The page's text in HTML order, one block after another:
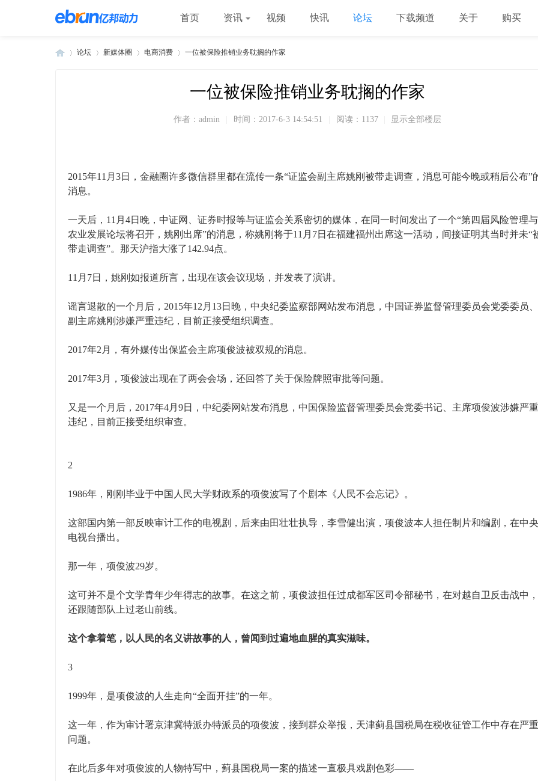
首页 资讯 视频 快讯 论坛 下载频道 关于 购买
论坛 新媒体圈 电商消费 一位被保险推销业务耽搁的作家
一位被保险推销业务耽搁的作家
作者： admin 时间： 2017-6-3 14:54:51 阅读：1137 显示全部楼层
2015年11月3日，金融圈许多微信群里都在流传一条“证监会副主席姚刚被带走调查，消息可能今晚或稍后公布”
消息。
一天后，11月4日晚，中证网、证券时报等与证监会关系密切的媒体，在同一时间发出了一个“第四届风险管理与
农业发展论坛将召开，姚刚出席”的消息，称姚刚将于11月7日在福建福州出席这一活动，间接证明其当时并未“
带走调查”。那天沪指大涨了142.94点。
11月7日，姚刚如报道所言，出现在该会议现场，并发表了演讲。
谣言退散的一个月后，2015年12月13日晚，中央纪委监察部网站发布消息，中国证券监督管理委员会党委委员、
副主席姚刚涉嫌严重违纪，目前正接受组织调查。
2017年2月，有外媒传出保监会主席项俊波被双规的消息。
2017年3月，项俊波出现在了两会会场，还回答了关于保险牌照审批等问题。
又是一个月后，2017年4月9日，中纪委网站发布消息，中国保险监督管理委员会党委书记、主席项俊波涉嫌严重
违纪，目前正接受组织审查。
2
1986年，刚刚毕业于中国人民大学财政系的项俊波写了个剧本《人民不会忘记》。
这部国内第一部反映审计工作的电视剧，后来由田壮壮执导，李雪健出演，项俊波本人担任制片和编剧，在中央
电视台播出。
那一年，项俊波29岁。
这可并不是个文学青年少年得志的故事。在这之前，项俊波担任过成都军区司令部秘书，在对越自卫反击战中，
还跟随部队上过老山前线。
这个拿着笔，以人民的名义讲故事的人，曾闻到过遍地血腥的真实滋味。
3
1999年，是项俊波的人生走向“全面开挂”的一年。
这一年，作为审计署京津冀特派办特派员的项俊波，接到群众举报，天津蓟县国税局在税收征管工作中存在严重
问题。
在此后多年对项俊波的人物特写中，蓟县国税局一案的描述一直极具戏剧色彩——